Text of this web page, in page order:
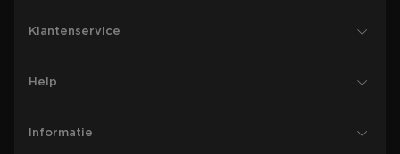
Klantenservice
Help
Informatie